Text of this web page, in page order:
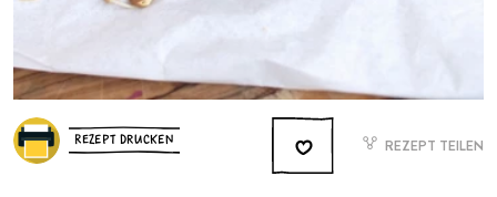
REZEPT DRUCKEN REZEPT TEILEN